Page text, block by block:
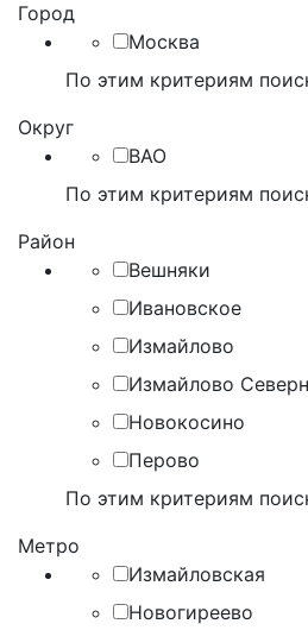
Город
Москва
По этим критериям
Округ
ВАО
По этим критериям
Район
Вешняки
Ивановское
Измайлово
Измайлово
Новокосино
Перово
По этим критериям
Метро
Измайловская
Новогиреево